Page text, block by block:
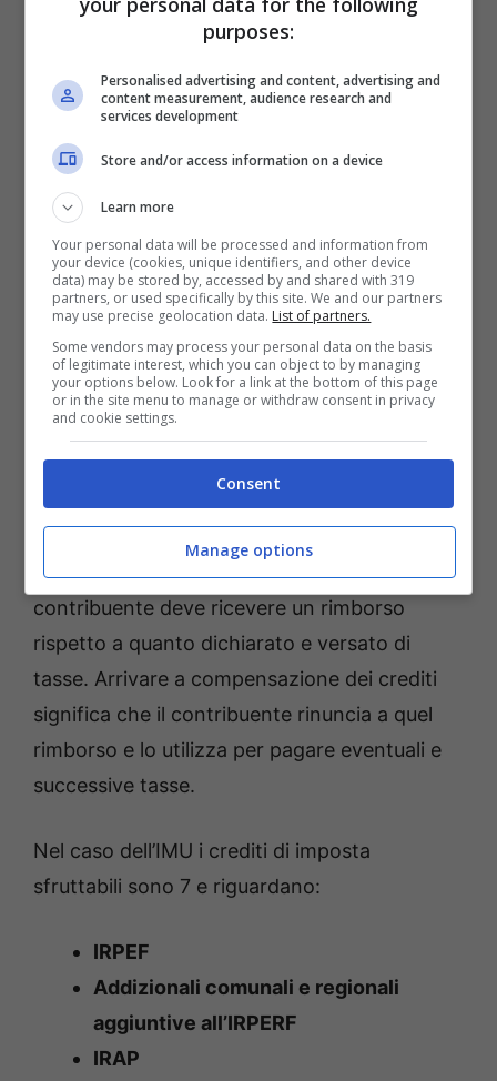
Di fatto, la legge permette di utilizzare i tributi
dell’IMU. In questo modo si può arrivare a
risparmiare parecchio.
IMU 2025, i crediti da sfruttare per pagare di meno -
ot11ot2.it
Avere un credito di imposta significa che il
contribuente deve ricevere un rimborso
rispetto a quanto dichiarato e versato di
tasse. Arrivare a compensazione dei crediti
significa che il contribuente rinuncia a quel
rimborso e lo utilizza per pagare eventuali e
successive tasse.
Nel caso dell’IMU i crediti di imposta
sfruttabili sono 7 e riguardano:
IRPEF
Addizionali comunali e regionali
aggiuntive all’IRPERF
IRAP
purposes:
Personalised advertising and content, advertising and
content measurement, audience research and
services development
Store and/or access information on a device
Learn more
Your personal data will be processed and information from
your device (cookies, unique identifiers, and other device
data) may be stored by, accessed by and shared with 319
partners, or used specifically by this site. We and our partners
may use precise geolocation data. List of partners.
Some vendors may process your personal data on the basis
of legitimate interest, which you can object to by managing
your options below. Look for a link at the bottom of this page
or in the site menu to manage or withdraw consent in privacy
and cookie settings.
Consent
Manage options